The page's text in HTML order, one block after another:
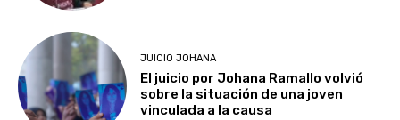
JUICIO JOHANA
El juicio por Johana Ramallo volvió
sobre la situación de una joven
vinculada a la causa